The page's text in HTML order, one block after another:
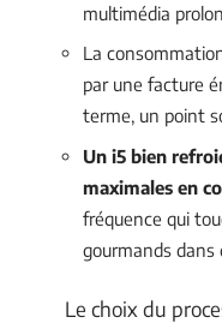
multimédia
La
par une facture
terme, un point
Un i5 bien
maximales en
fréquence qui
gourmands dans
Le choix du